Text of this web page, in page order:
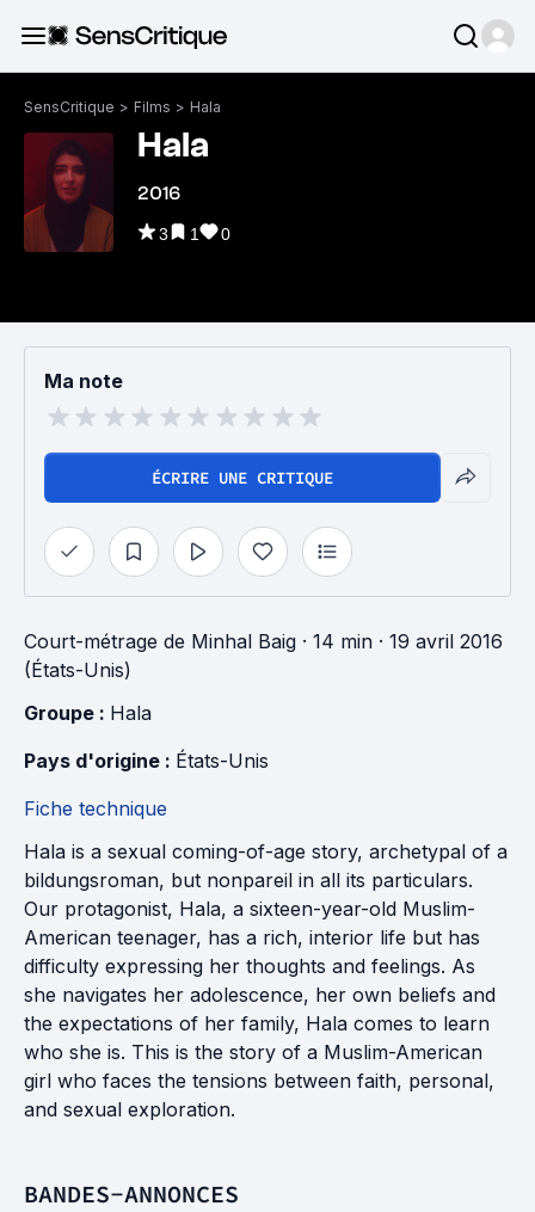
SensCritique > Films > Hala
Hala
2016
3 1 0
Ma note
ÉCRIRE UNE CRITIQUE
Court-métrage de Minhal Baig · 14 min · 19 avril 2016
(États-Unis)
Groupe : Hala
Pays d'origine : États-Unis
Fiche technique
Hala is a sexual coming-of-age story, archetypal of a
bildungsroman, but nonpareil in all its particulars.
Our protagonist, Hala, a sixteen-year-old Muslim-
American teenager, has a rich, interior life but has
difficulty expressing her thoughts and feelings. As
she navigates her adolescence, her own beliefs and
the expectations of her family, Hala comes to learn
who she is. This is the story of a Muslim-American
girl who faces the tensions between faith, personal,
and sexual exploration.
BANDES-ANNONCES